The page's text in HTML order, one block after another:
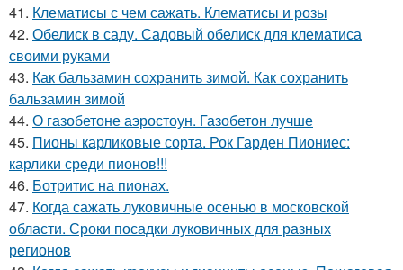
41. Клематисы с чем сажать. Клематисы и розы
42. Обелиск в саду. Садовый обелиск для клематиса
своими руками
43. Как бальзамин сохранить зимой. Как сохранить
бальзамин зимой
44. О газобетоне аэростоун. Газобетон лучше
45. Пионы карликовые сорта. Рок Гарден Пиониес:
карлики среди пионов!!!
46. Ботритис на пионах.
47. Когда сажать луковичные осенью в московской
области. Сроки посадки луковичных для разных
регионов